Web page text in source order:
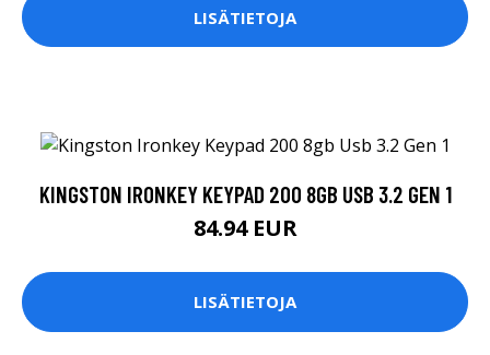
LISÄTIETOJA
KINGSTON IRONKEY KEYPAD 200 8GB USB 3.2 GEN 1
84.94 EUR
LISÄTIETOJA